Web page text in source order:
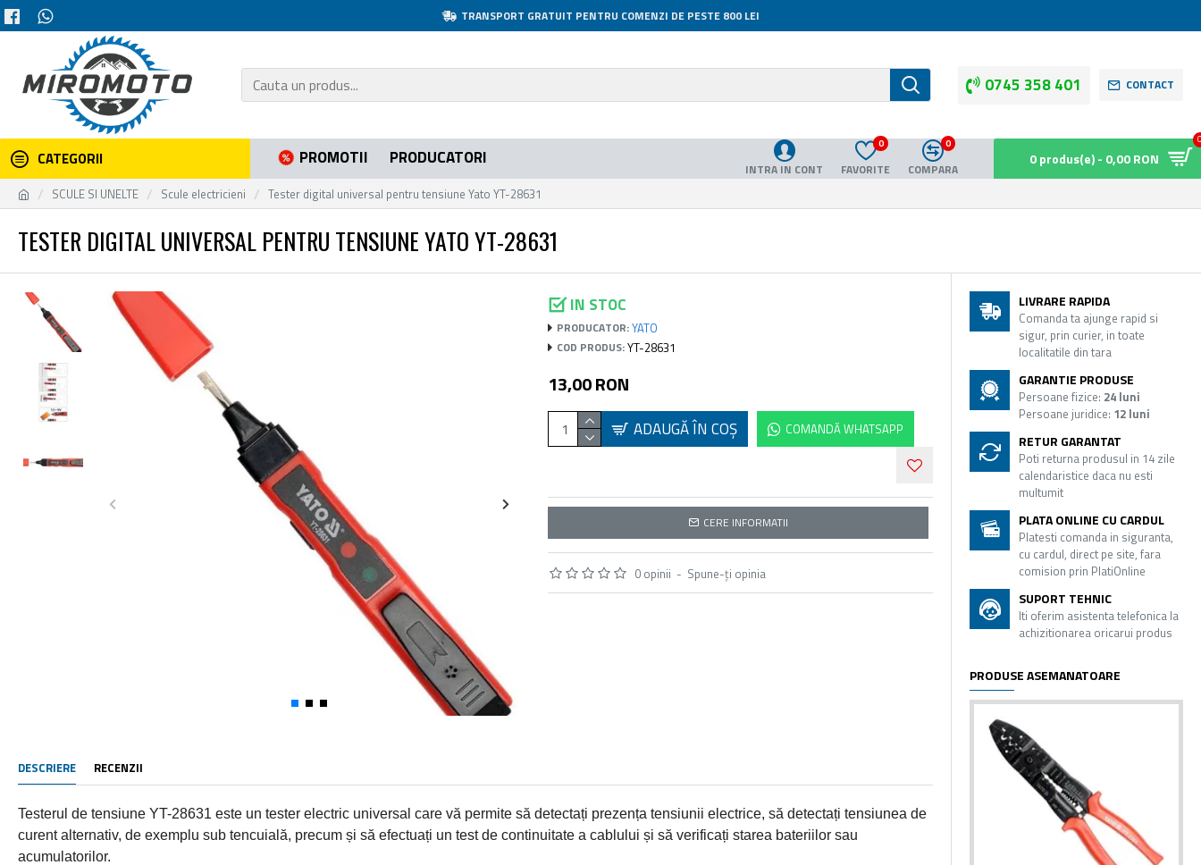
TRANSPORT GRATUIT PENTRU COMENZI DE PESTE 800 LEI
0745 358 401 CONTACT
CATEGORII PROMOTII PRODUCATORI
INTRA IN CONT FAVORITE
0
COMPARA
0
0 produs(e) - 0,00 RON
SCULE SI UNELTE Scule electricieni Tester digital universal pentru tensiune Yato YT-28631
TESTER DIGITAL UNIVERSAL PENTRU TENSIUNE YATO YT-28631
IN STOC
PRODUCATOR:YATO
COD PRODUS:YT-28631
0 opinii - Spune-ţi opinia
13,00 RON
ADAUGĂ ÎN COŞ COMANDĂ WHATSAPP
CERE INFORMATII
DESCRIERE RECENZII
Testerul de tensiune YT-28631 este un tester electric universal care vă permite să detectați prezența tensiunii electrice, să detectați tensiunea de
curent alternativ, de exemplu sub tencuială, precum și să efectuați un test de continuitate a cablului și să verificați starea bateriilor sau
acumulatorilor.
LIVRARE RAPIDA
Comanda ta ajunge rapid si
sigur, prin curier, in toate
localitatile din tara
GARANTIE PRODUSE
Persoane fizice: 24 luni
Persoane juridice: 12 luni
RETUR GARANTAT
Poti returna produsul in 14 zile
calendaristice daca nu esti
multumit
PLATA ONLINE CU CARDUL
Platesti comanda in siguranta,
cu cardul, direct pe site, fara
comision prin PlatiOnline
SUPORT TEHNIC
Iti oferim asistenta telefonica la
achizitionarea oricarui produs
PRODUSE ASEMANATOARE